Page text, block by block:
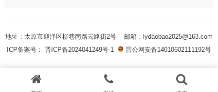
地址：太原市迎泽区柳巷南路云路街2号 邮箱：lydaobao2025@163.com
ICP备案号： 晋ICP备2024041249号-1
晋公网安备14010602111192号